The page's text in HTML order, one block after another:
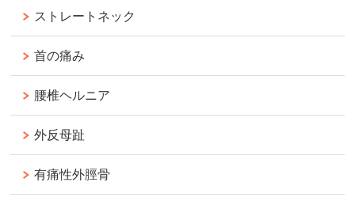
ストレートネック
首の痛み
腰椎ヘルニア
外反母趾
有痛性外脛骨